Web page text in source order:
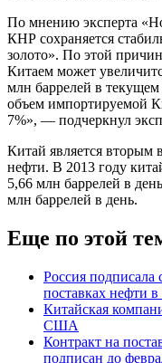
По мнению эксперта
КНР сохраняется
золото». По этой
Китаем может
млн баррелей в текущем
объем импортируемой
7%», — подчеркнул
Китай является
нефти. В 2013 году
5,66 млн баррелей в
млн баррелей в день.
Еще по этой
Россия подписала
поставках нефти
Китайская
США
Контракт на
подписан до